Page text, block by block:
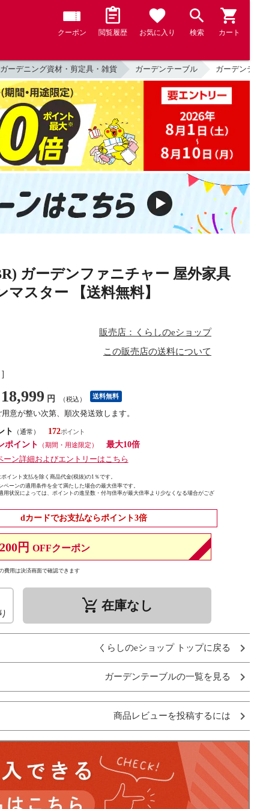
クーポン 閲覧履歴 お気に入り 検索 カート
ガーデニング資材・剪定具・雑貨 ガーデンテーブル ガーデンテー
ガーデンファニチャー 屋外家具
スター 【送料無料】
販売店：くらしのeショップ
この販売店の送料について
18,999 円 （税込） 送料無料
用意が整い次第、順次発送致します。
ト
（通常）
172
ポイント
（期間・用途限定）
最大10倍
ーン詳細およびエントリーはこちら
イント支払を除く商品代金(税抜)の1％です。
ペーンの適用条件を全て満たした場合の最大倍率です。
用状況によっては、ポイントの進呈数・付与倍率が最大倍率より少なくなる場合がござ
dカードでお支払ならポイント3倍
200円 OFFクーポン
費用は決済画面で確認できます
remove_shopping_cart 在庫なし
くらしのeショップ トップに戻る
ガーデンテーブルの一覧を見る
商品レビューを投稿するには